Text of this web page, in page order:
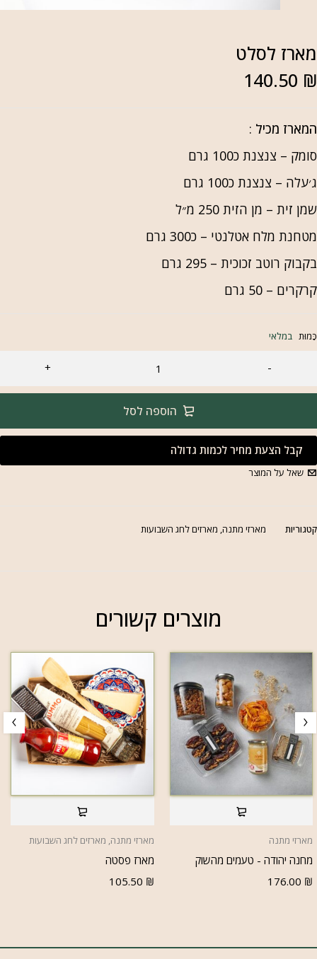
מארז לסלט
140.50 ₪
המארז מכיל :
סומק – צנצנת כ100 גרם
ג׳עלה – צנצנת כ100 גרם
שמן זית – מן הזית 250 מ״ל
מטחנת מלח אטלנטי – כ300 גרם
בקבוק רוטב זכוכית – 295 גרם
קרקרים – 50 גרם
כַּמוּת במלאי
הוספה לסל
קבל הצעת מחיר לכמות גדולה
שאל על המוצר
קטגוריות מארזי מתנה, מארזים לחג השבועות
מוצרים קשורים
מארזי מתנה
מחנה יהודה - טעמים מהשוק
176.00₪
מארזי מתנה, מארזים לחג השבועות
מארז פסטה
105.50 ₪